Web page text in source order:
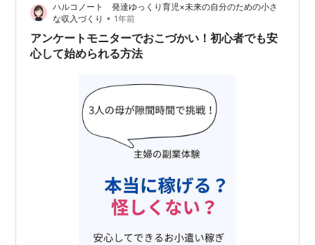
ったことは「どうやって稼ぐか」を調べることではあり
ませんでした。 まず考えたのは「自分…
ハルコノート 発達ゆっくり育児×未来の自分のための小さ
な収入づくり • 1年前
アンケートモニターでおこづかい！初心者でも安
心して始められる方法